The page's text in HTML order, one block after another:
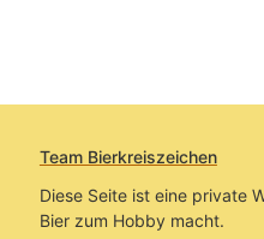
Team Bierkreiszeichen
Diese Seite ist eine private
Bier zum Hobby macht.